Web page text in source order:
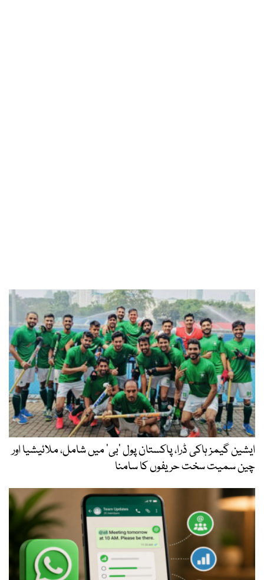
ایشین گیمز ہاکی ڈرا، پاکستان پول ’بی‘ میں شامل، ملائیشیا اور
چین سمیت سخت حریفوں کا سامنا